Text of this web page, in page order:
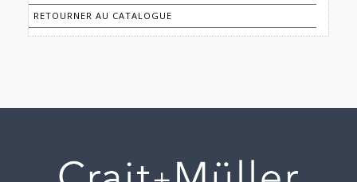
RETOURNER AU CATALOGUE